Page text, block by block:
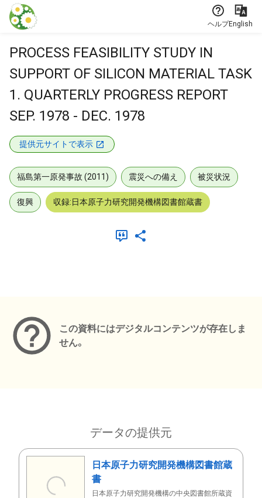
本文に飛ぶ
ヘルプEnglish
PROCESS FEASIBILITY STUDY IN
SUPPORT OF SILICON MATERIAL TASK
1. QUARTERLY PROGRESS REPORT
SEP. 1978 - DEC. 1978
提供元サイトで表示
福島第一原発事故 (2011) 震災への備え 被災状況
復興 収録:日本原子力研究開発機構図書館蔵書
この資料にはデジタルコンテンツが存在しま
せん。
データの提供元
日本原子力研究開発機構図書館蔵
書
日本原子力研究開発機構の中央図書館所蔵資